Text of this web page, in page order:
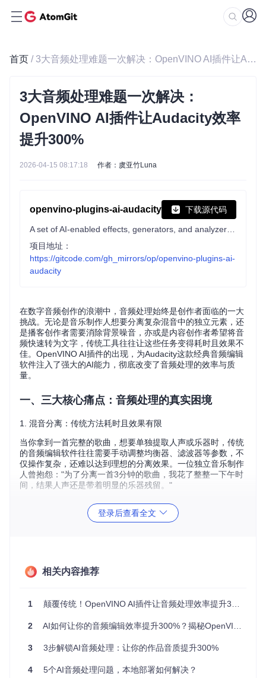
首页 / 3大音频处理难题一次解决：OpenVINO AI插件让Audacity效率提升300%
3大音频处理难题一次解决：
OpenVINO AI插件让Audacity效率
提升300%
2026-04-15 08:17:18 作者：虞亚竹Luna
openvino-plugins-ai-audacity 下载源代码
项目地址：
https://gitcode.com/gh_mirrors/op/openvino-plugins-ai-
audacity
在数字音频创作的浪潮中，音频处理始终是创作者面临的一大
挑战。无论是音乐制作人想要分离复杂混音中的独立元素，还
是播客创作者需要消除背景噪音，亦或是内容创作者希望将音
频快速转为文字，传统工具往往让这些任务变得耗时且效果不
佳。OpenVINO AI插件的出现，为Audacity这款经典音频编辑
软件注入了强大的AI能力，彻底改变了音频处理的效率与质
量。
一、三大核心痛点：音频处理的真实困境
1. 混音分离：传统方法耗时且效果有限
当你拿到一首完整的歌曲，想要单独提取人声或乐器时，传统
的音频编辑软件往往需要手动调整均衡器、滤波器等参数，不
仅操作复杂，还难以达到理想的分离效果。一位独立音乐制作
人曾抱怨："为了分离一首3分钟的歌曲，我花了整整一下午时
间，结果人声还是带着明显的乐器残留。"
2. 噪声抑制：背景噪音难以彻底消除
录音环境的不理想常常导致音频中混入各种噪音，如风扇声、
降噪软件，要么把人声也弄得模糊不清，要么噪音依然明
显。"
录、采访整理还是播客字幕制作，人工听写不仅耗费大量时
访录音，人工转录需要3-4小时，还经常出现漏听、错听的情
登录后查看全文
相关内容推荐
1 颠覆传统！OpenVINO AI插件让音频处理效率提升300%的秘密
2 AI如何让你的音频编辑效率提升300%？揭秘OpenVINO插件的5个颠覆性功能
3 3步解锁AI音频处理：让你的作品音质提升300%
4 5个AI音频处理问题，本地部署如何解决？